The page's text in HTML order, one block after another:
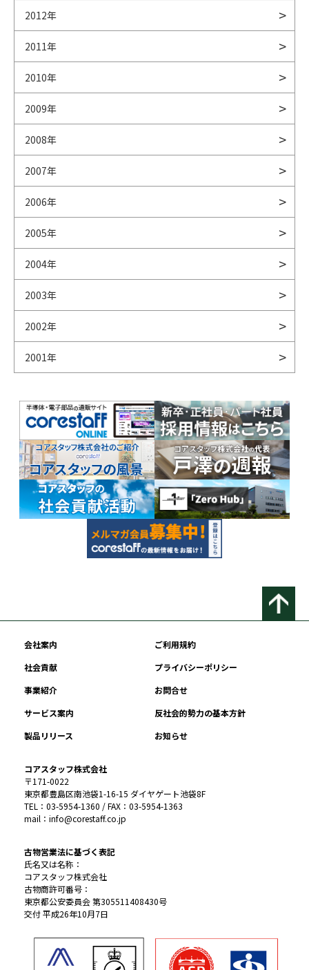
2012年
2011年
2010年
2009年
2008年
2007年
2006年
2005年
2004年
2003年
2002年
2001年
会社案内
ご利用規約
社会貢献
プライバシーポリシー
事業紹介
お問合せ
サービス案内
反社会的勢力の基本方針
製品リリース
お知らせ
コアスタッフ株式会社
〒171-0022
東京都豊島区南池袋1-16-15 ダイヤゲート池袋8F
TEL：03-5954-1360 / FAX：03-5954-1363
mail：info@corestaff.co.jp
古物営業法に基づく表記
氏名又は名称：
コアスタッフ株式会社
古物商許可番号：
東京都公安委員会 第305511408430号
交付 平成26年10月7日